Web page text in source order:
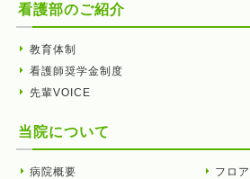
看護部のご紹介
教育体制
看護師奨学金制度
先輩VOICE
当院について
病院概要
フロ